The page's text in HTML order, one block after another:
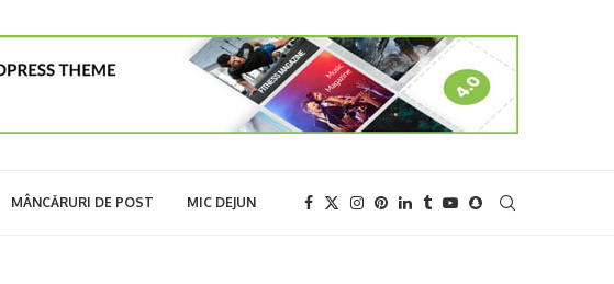
MÂNCĂRURI DE POST MIC DEJUN